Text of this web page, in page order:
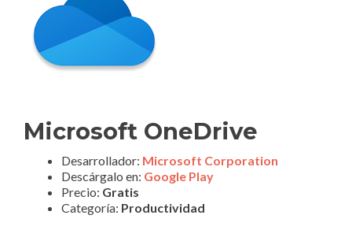
Microsoft OneDrive
Desarrollador: Microsoft Corporation
Descárgalo en: Google Play
Precio: Gratis
Categoría: Productividad